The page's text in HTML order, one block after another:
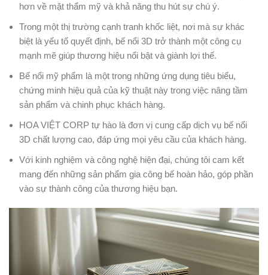
hơn về mặt thẩm mỹ và khả năng thu hút sự chú ý.
Trong một thị trường cạnh tranh khốc liệt, nơi mà sự khác
biệt là yếu tố quyết định, bế nổi 3D trở thành một công cụ
mạnh mẽ giúp thương hiệu nổi bật và giành lợi thế.
Bế nổi mỹ phẩm là một trong những ứng dụng tiêu biểu,
chứng minh hiệu quả của kỹ thuật này trong việc nâng tầm
sản phẩm và chinh phục khách hàng.
HOA VIỆT CORP tự hào là đơn vị cung cấp dịch vụ bế nổi
3D chất lượng cao, đáp ứng mọi yêu cầu của khách hàng.
Với kinh nghiệm và công nghệ hiện đại, chúng tôi cam kết
mang đến những sản phẩm gia công bế hoàn hảo, góp phần
vào sự thành công của thương hiệu bạn.